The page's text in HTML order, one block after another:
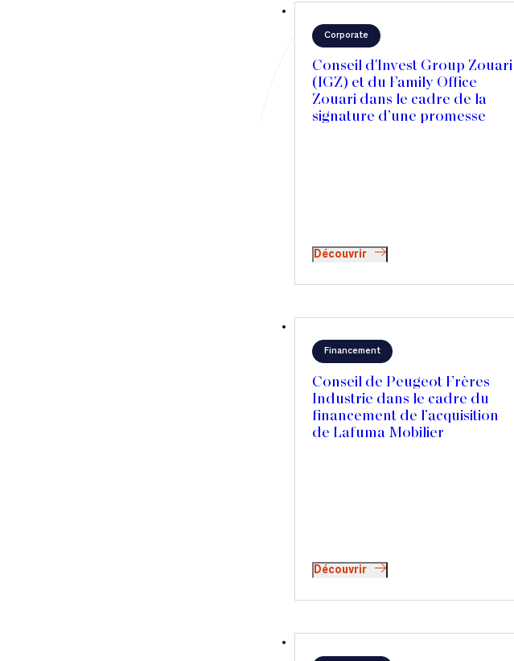
Corporate
Conseil d'Invest Group Zouari
(IGZ) et du Family Office
Zouari dans le cadre de la
signature d’une promesse
Découvrir
Financement
Conseil de Peugeot Frères
Industrie dans le cadre du
financement de l’acquisition
de Lafuma Mobilier
Découvrir